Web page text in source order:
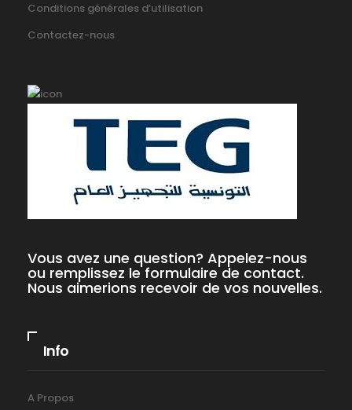
Conditions générales d’utilisation
Contactez-nous
Vous avez une question? Appelez-nous
ou remplissez le formulaire de contact.
Nous aimerions recevoir de vos nouvelles.
Info
A Propos